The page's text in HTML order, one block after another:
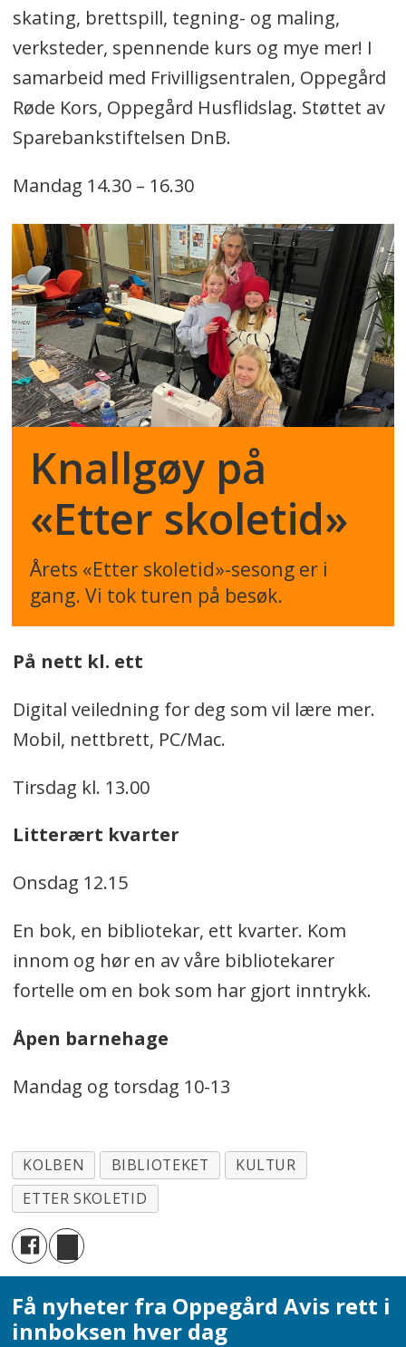
skating, brettspill, tegning- og maling,
verksteder, spennende kurs og mye mer! I
samarbeid med Frivilligsentralen, Oppegård
Røde Kors, Oppegård Husflidslag. Støttet av
Sparebankstiftelsen DnB.
Mandag 14.30 – 16.30
Knallgøy på
«Etter skoletid»
Årets «Etter skoletid»-sesong er i
gang. Vi tok turen på besøk.
På nett kl. ett
Digital veiledning for deg som vil lære mer.
Mobil, nettbrett, PC/Mac.
Tirsdag kl. 13.00
Litterært kvarter
Onsdag 12.15
En bok, en bibliotekar, ett kvarter. Kom
innom og hør en av våre bibliotekarer
fortelle om en bok som har gjort inntrykk.
Åpen barnehage
Mandag og torsdag 10-13
KOLBEN BIBLIOTEKET
KULTUR
ETTER SKOLETID
Få nyheter fra Oppegård Avis rett i
innboksen hver dag